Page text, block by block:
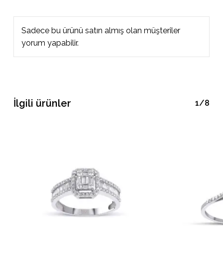
Sadece bu ürünü satın almış olan müşteriler
yorum yapabilir.
İlgili ürünler 1/8